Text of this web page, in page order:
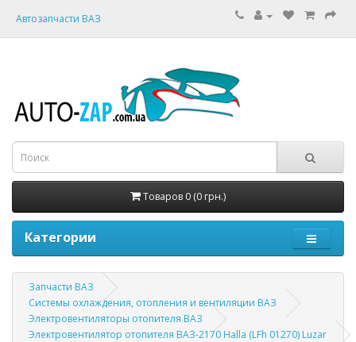
Автозапчасти ВАЗ
Товаров 0 (0 грн.)
Категории
Запчасти ВАЗ
Системы охлаждения, отопления и вентиляции ВАЗ
Электровентиляторы отопителя ВАЗ
Электровентилятор отопителя ВАЗ-2170 Halla (LFh 01270) Luzar